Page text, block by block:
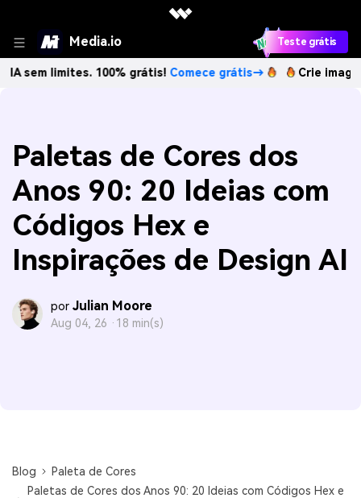
Media.io Teste grátis
100% grátis!Comece grátis→ Crie imagens com
Paletas de Cores dos
Anos 90: 20 Ideias com
Códigos Hex e
Inspirações de Design AI
por Julian Moore
Aug 04, 26 · 18 min(s)
Blog
Paleta de Cores
Paletas de Cores dos Anos 90: 20 Ideias com Códigos Hex e